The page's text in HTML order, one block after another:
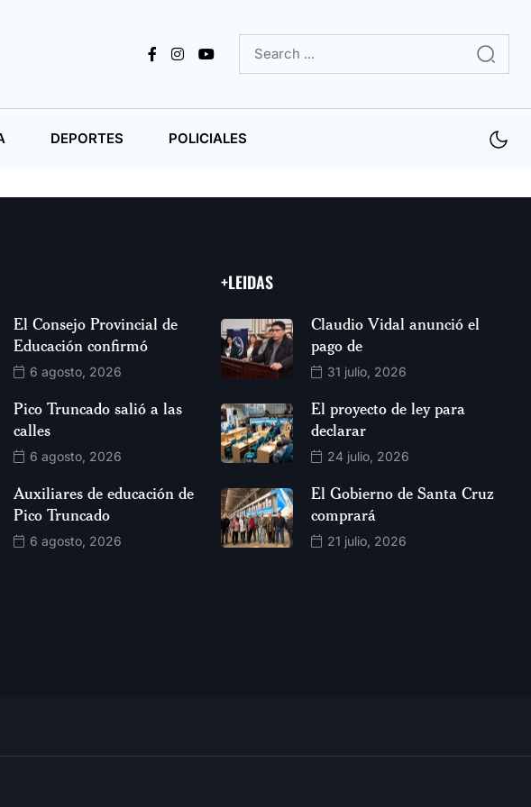
DEPORTES POLICIALES
El Consejo Provincial de
Educación confirmó
6 agosto, 2026
Pico Truncado salió a las
calles
6 agosto, 2026
Auxiliares de educación de
Pico Truncado
6 agosto, 2026
+LEIDAS
Claudio Vidal anunció el
pago de
31 julio, 2026
El proyecto de ley para
declarar
24 julio, 2026
El Gobierno de Santa Cruz
comprará
21 julio, 2026